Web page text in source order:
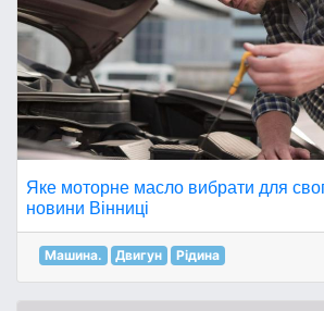
Яке моторне масло вибрати для
новини Вінниці
Машина. Двигун Рідина